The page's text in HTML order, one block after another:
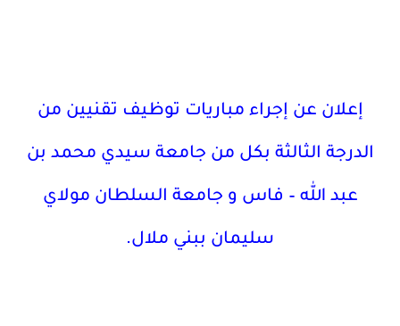
إعلان عن إجراء مباريات توظيف تقنيين من
الدرجة الثالثة بكل من جامعة سيدي محمد بن
عبد الله – فاس و جامعة السلطان مولاي
سليمان ببني ملال.